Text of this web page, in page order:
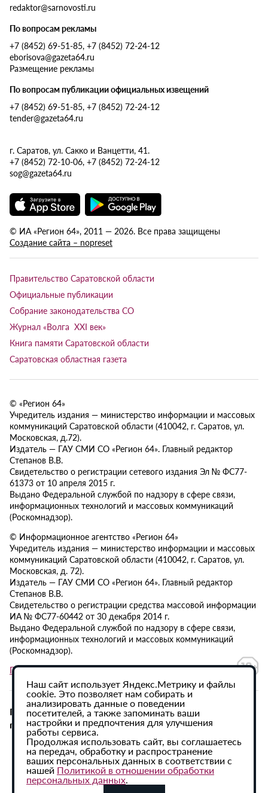
redaktor@sarnovosti.ru
По вопросам рекламы
+7 (8452) 69-51-85, +7 (8452) 72-24-12
eborisova@gazeta64.ru
Размещение рекламы
По вопросам публикации официальных извещений
+7 (8452) 69-51-85, +7 (8452) 72-24-12
tender@gazeta64.ru
г. Саратов, ул. Сакко и Ванцетти, 41.
+7 (8452) 72-10-06, +7 (8452) 72-24-12
sog@gazeta64.ru
© ИА «Регион 64», 2011 — 2026. Все права защищены
Создание сайта – nopreset
Правительство Саратовской области
Официальные публикации
Собрание законодательства СО
Журнал «Волга XXI век»
Книга памяти Саратовской области
Саратовская областная газета
© «Регион 64»
Учредитель издания — министерство информации и массовых
коммуникаций Саратовской области (410042, г. Саратов, ул.
Московская, д.72).
Издатель — ГАУ СМИ СО «Регион 64». Главный редактор
Степанов В.В.
Свидетельство о регистрации сетевого издания Эл № ФС77-
61373 от 10 апреля 2015 г.
Выдано Федеральной службой по надзору в сфере связи,
информационных технологий и массовых коммуникаций
(Роскомнадзор).
© Информационное агентство «Регион 64»
Учредитель издания — министерство информации и массовых
коммуникаций Саратовской области (410042, г. Саратов, ул.
Московская, д. 72).
Издатель — ГАУ СМИ СО «Регион 64». Главный редактор
Степанов В.В.
Свидетельство о регистрации средства массовой информации
ИА № ФС77-60442 от 30 декабря 2014 г.
Выдано Федеральной службой по надзору в сфере связи,
информационных технологий и массовых коммуникаций
(Роскомнадзор).
Политика в отношении обработки персональных данных
При использовании материалов сайта активная
гиперссылка на ИА «Регион 64» обязательна.
Наш сайт использует Яндекс.Метрику и файлы
cookie. Это позволяет нам собирать и
анализировать данные о поведении
посетителей, а также запоминать ваши
настройки и предпочтения для улучшения
работы сервиса.
Продолжая использовать сайт, вы соглашаетесь
на передач, обработку и распространение
ваших персональных данных в соответствии с
нашей Политикой в отношении обработки
персональных данных.